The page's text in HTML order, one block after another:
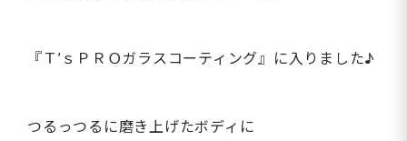
『Ｔ’ｓＰＲＯガラスコーティング』に入りました♪
つるっつるに磨き上げたボディに